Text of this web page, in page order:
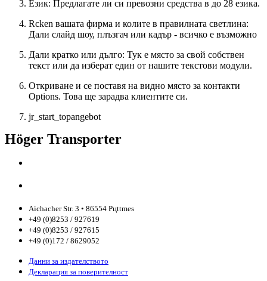
Език: Предлагате ли си превозни средства в до 28 езика.
Rcken вашата фирма и колите в правилната светлина:
Дали слайд шоу, плъзгач или кадър - всичко е възможно
Дали кратко или дълго: Тук е място за свой собствен
текст или да изберат един от нашите текстови модули.
Откриване и се поставя на видно място за контакти
Options. Това ще зарадва клиентите си.
jr_start_topangebot
Höger Transporter
Aichacher Str. 3 • 86554 Pцttmes
+49 (0)8253 / 927619
+49 (0)8253 / 927615
+49 (0)172 / 8629052
Данни за издателството
Декларация за поверителност